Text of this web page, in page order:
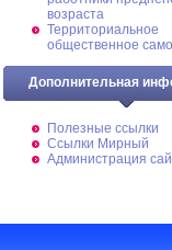
возраста
Территориальное
общественное
Дополнительная
Полезные ссылки
Ссылки Мирный
Администрация